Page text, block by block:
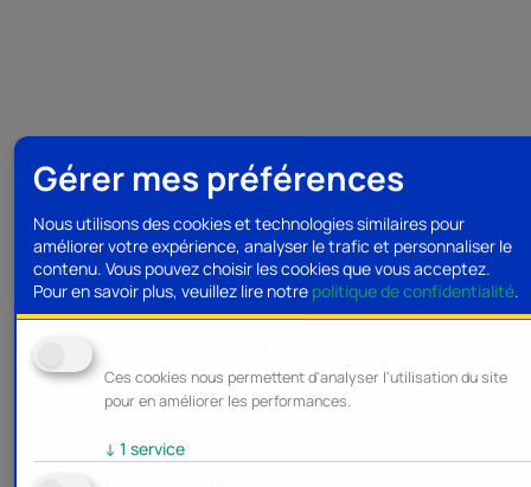
Gérer mes préférences
Nous utilisons des cookies et technologies similaires pour
améliorer votre expérience, analyser le trafic et personnaliser le
contenu. Vous pouvez choisir les cookies que vous acceptez.
Pour en savoir plus, veuillez lire notre politique de confidentialité.
Ces cookies nous permettent d'analyser l'utilisation du site
pour en améliorer les performances.
↓ 1 service